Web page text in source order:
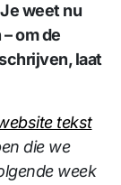
weet nu
om de
laat
tekst
die we
week